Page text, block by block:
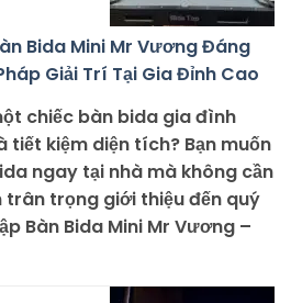
Bida Mini Mr Vương Đáng
Giải Trí Tại Gia Đỉnh Cao
chiếc bàn bida gia đình
kiệm diện tích? Bạn muốn
ngay tại nhà mà không cần
trân trọng giới thiệu đến quý
Bàn Bida Mini Mr Vương –